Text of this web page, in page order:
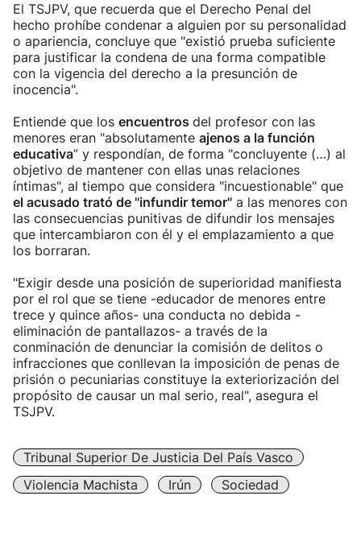
El TSJPV, que recuerda que el Derecho Penal del
hecho prohíbe condenar a alguien por su personalidad
o apariencia, concluye que "existió prueba suficiente
para justificar la condena de una forma compatible
con la vigencia del derecho a la presunción de
inocencia".
Entiende que los encuentros del profesor con las
menores eran "absolutamente ajenos a la función
educativa” y respondían, de forma "concluyente (…) al
objetivo de mantener con ellas unas relaciones
íntimas", al tiempo que considera "incuestionable" que
el acusado trató de "infundir temor" a las menores con
las consecuencias punitivas de difundir los mensajes
que intercambiaron con él y el emplazamiento a que
los borraran.
"Exigir desde una posición de superioridad manifiesta
por el rol que se tiene -educador de menores entre
trece y quince años- una conducta no debida -
eliminación de pantallazos- a través de la
conminación de denunciar la comisión de delitos o
infracciones que conllevan la imposición de penas de
prisión o pecuniarias constituye la exteriorización del
propósito de causar un mal serio, real", asegura el
TSJPV.
Tribunal Superior De Justicia Del País Vasco
Violencia Machista
Irún Sociedad